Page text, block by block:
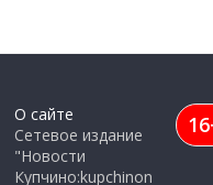
О сайте
Сетевое издание
"Новости
Купчино:kupchinon